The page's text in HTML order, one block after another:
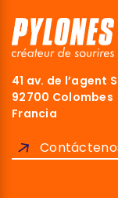
41 av. de l’agent
92700 Colombes
Francia